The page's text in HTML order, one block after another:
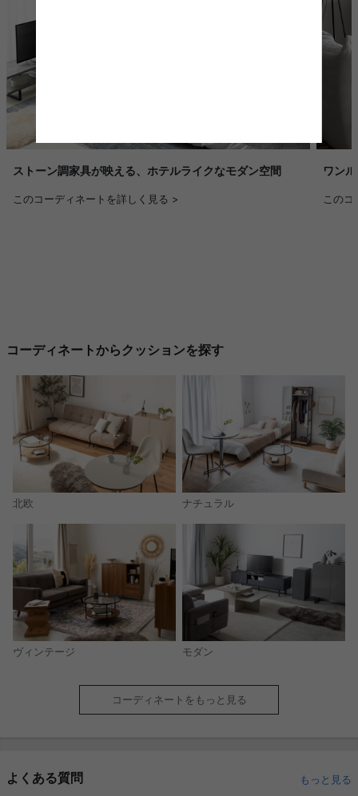
ストーン調家具が映える、ホテルライクなモダン空間
このコーディネートを詳しく見る >
ワン
この
コーディネートからクッションを探す
北欧 ナチュラル
ヴィンテージ モダン
コーディネートをもっと見る
よくある質問 もっと見る